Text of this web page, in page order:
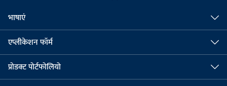
भाषाएं
एप्लीकेशन फॉर्म
प्रोडक्ट पोर्टफोलियो